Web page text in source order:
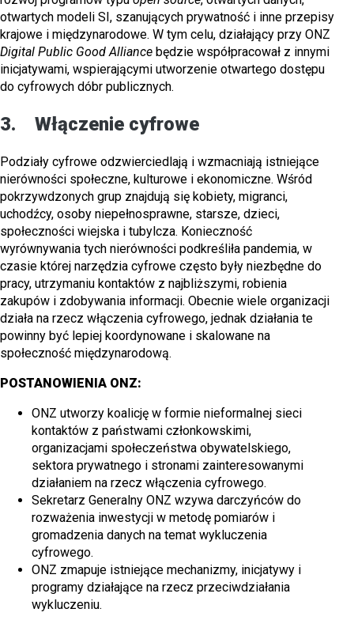
otwartych modeli SI, szanujących prywatność i inne przepisy
krajowe i międzynarodowe. W tym celu, działający przy ONZ
Digital Public Good Alliance będzie współpracował z innymi
inicjatywami, wspierającymi utworzenie otwartego dostępu
do cyfrowych dóbr publicznych.
3. Włączenie cyfrowe
Podziały cyfrowe odzwierciedlają i wzmacniają istniejące
nierówności społeczne, kulturowe i ekonomiczne. Wśród
pokrzywdzonych grup znajdują się kobiety, migranci,
uchodźcy, osoby niepełnosprawne, starsze, dzieci,
społeczności wiejska i tubylcza. Konieczność
wyrównywania tych nierówności podkreśliła pandemia, w
czasie której narzędzia cyfrowe często były niezbędne do
pracy, utrzymaniu kontaktów z najbliższymi, robienia
zakupów i zdobywania informacji. Obecnie wiele organizacji
działa na rzecz włączenia cyfrowego, jednak działania te
powinny być lepiej koordynowane i skalowane na
społeczność międzynarodową.
POSTANOWIENIA ONZ:
ONZ utworzy koalicję w formie nieformalnej sieci
kontaktów z państwami członkowskimi,
organizacjami społeczeństwa obywatelskiego,
sektora prywatnego i stronami zainteresowanymi
działaniem na rzecz włączenia cyfrowego.
Sekretarz Generalny ONZ wzywa darczyńców do
rozważenia inwestycji w metodę pomiarów i
gromadzenia danych na temat wykluczenia
cyfrowego.
ONZ zmapuje istniejące mechanizmy, inicjatywy i
programy działające na rzecz przeciwdziałania
wykluczeniu.